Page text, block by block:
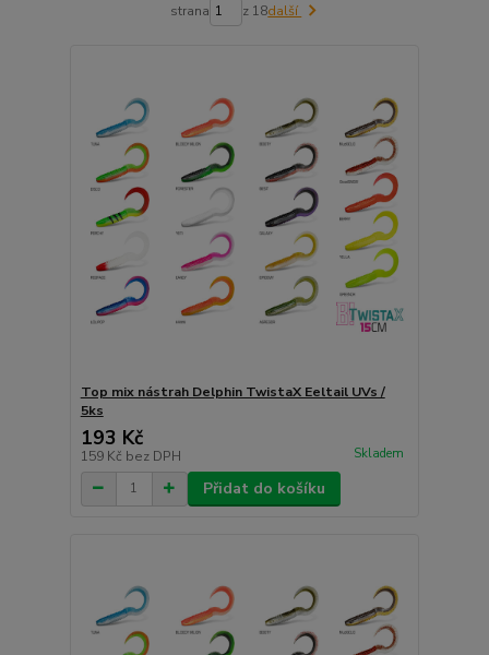
strana z 18další
Top mix nástrah Delphin TwistaX Eeltail UVs /
5ks
193 Kč
159 Kč bez DPH Skladem
Přidat do košíku